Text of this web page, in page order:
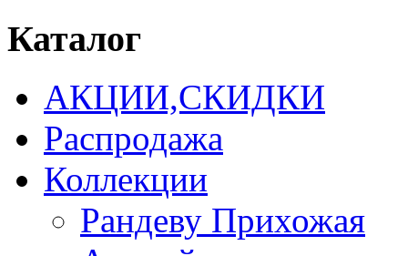
Каталог
АКЦИИ,СКИДКИ
Распродажа
Коллекции
Рандеву Прихожая